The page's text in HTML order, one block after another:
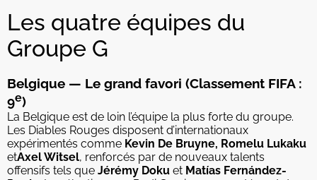
Les quatre équipes du
Groupe G
Belgique — Le grand favori (Classement FIFA :
9e)
La Belgique est de loin l’équipe la plus forte du groupe.
Les Diables Rouges disposent d’internationaux
expérimentés comme Kevin De Bruyne, Romelu Lukaku
etAxel Witsel, renforcés par de nouveaux talents
offensifs tels que Jérémy Doku et Matías Fernández-